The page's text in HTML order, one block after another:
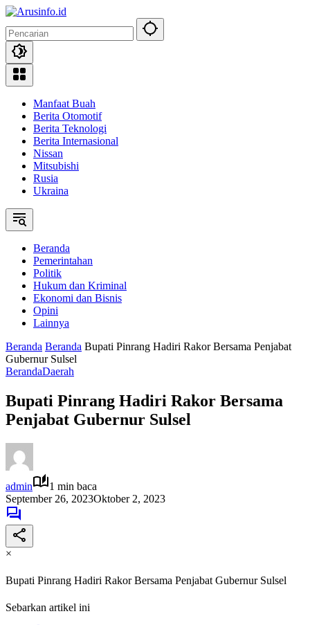
Langsung
konten
Manfaat Buah
Berita Otomotif
Berita Teknologi
Berita Internasional
Nissan
Mitsubishi
Rusia
Ukraina
Beranda
Pemerintahan
Politik
Hukum dan Kriminal
Ekonomi dan Bisnis
Opini
Lainnya
Beranda Beranda Bupati Pinrang Hadiri Rakor Bersama Penjabat
Gubernur Sulsel
BerandaDaerah
Bupati Pinrang Hadiri Rakor Bersama
Penjabat Gubernur Sulsel
admin
1 min baca
September 26, 2023Oktober 2, 2023
×
Bupati Pinrang Hadiri Rakor Bersama Penjabat Gubernur Sulsel
Sebarkan artikel ini